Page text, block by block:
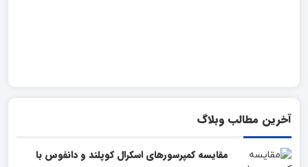
آخرین مطالب وبلاگ
مقایسه کمپرسورهای اسکرال کوپلند و دانفوس با